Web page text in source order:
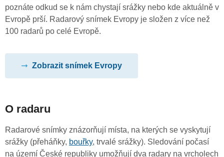
poznáte odkud se k nám chystají srážky nebo kde aktuálně v
Evropě prší. Radarový snímek Evropy je složen z více než
100 radarů po celé Evropě.
Zobrazit snímek Evropy
O radaru
Radarové snímky znázorňují místa, na kterých se vyskytují
srážky (přeháňky, bouřky, trvalé srážky). Sledování počasí
na území České republiky umožňují dva radary na vrcholech